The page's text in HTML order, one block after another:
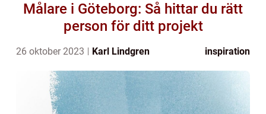
Målare i Göteborg: Så hittar du rätt
person för ditt projekt
26 oktober 2023 Karl Lindgren inspiration